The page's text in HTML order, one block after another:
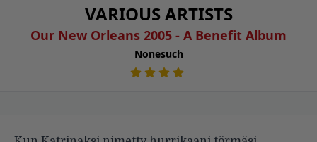
VARIOUS ARTISTS
Our New Orleans 2005 - A Benefit Album
Nonesuch